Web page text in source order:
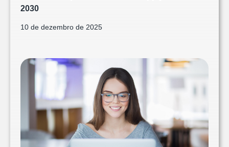
2030
10 de dezembro de 2025